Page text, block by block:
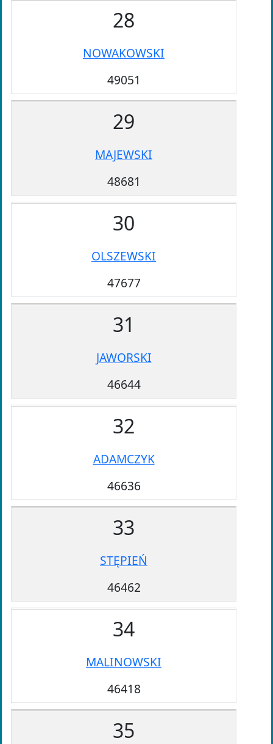
28
NOWAKOWSKI
49051
29
MAJEWSKI
48681
30
OLSZEWSKI
47677
31
JAWORSKI
46644
32
ADAMCZYK
46636
33
STĘPIEŃ
46462
34
MALINOWSKI
46418
35